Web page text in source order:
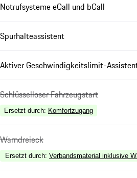
Notrufsysteme eCall und bCall
Spurhalteassistent
Aktiver Geschwindigkeitslimit-
Schlüsselloser Fahrzeugstart
Ersetzt durch: Komfortzugang
Warndreieck
Ersetzt durch: Verbandsmaterial inklusive